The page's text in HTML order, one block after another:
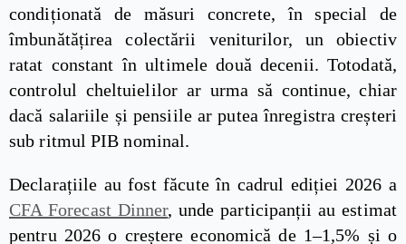
condiționată de măsuri concrete, în special de
îmbunătățirea colectării veniturilor, un obiectiv
ratat constant în ultimele două decenii. Totodată,
controlul cheltuielilor ar urma să continue, chiar
dacă salariile și pensiile ar putea înregistra creșteri
sub ritmul PIB nominal.
Declarațiile au fost făcute în cadrul ediției 2026 a
CFA Forecast Dinner, unde participanții au estimat
pentru 2026 o creștere economică de 1–1,5% și o